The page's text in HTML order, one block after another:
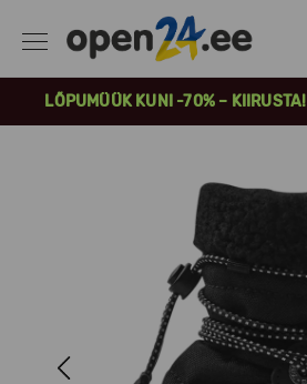
LÕPUMÜÜK KUNI -70% – KIIRUSTA!
Previous